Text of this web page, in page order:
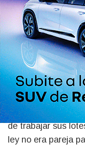
UNA HOTELERA
SUELTA DE
FRANCÉS
La coima,
acceder a
Bariloche
Mientras otros
de trabajar sus
ley no era pareja